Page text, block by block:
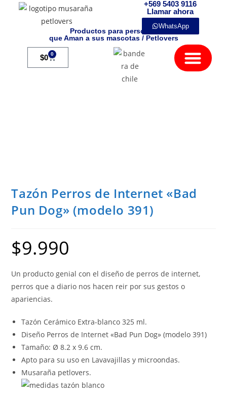
+569 5403 9116
Llamar ahora
WhatsApp
Productos para personas
que Aman a sus mascotas / Petlovers
$0 0
Tazón Perros de Internet «Bad
Pun Dog» (modelo 391)
$9.990
Un producto genial con el diseño de perros de internet,
perros que a diario nos hacen reir por sus gestos o
apariencias.
Tazón Cerámico Extra-blanco 325 ml.
Diseño Perros de Internet «Bad Pun Dog» (modelo 391)
Tamaño: Ø 8.2 x 9.6 cm.
Apto para su uso en Lavavajillas y microondas.
Musaraña petlovers.